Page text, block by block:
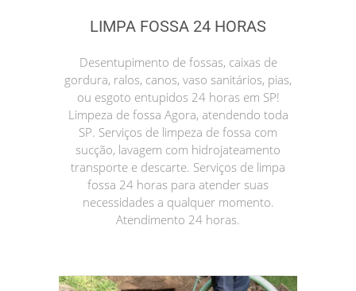
LIMPA FOSSA 24 HORAS
Desentupimento de fossas, caixas de
gordura, ralos, canos, vaso sanitários, pias,
ou esgoto entupidos 24 horas em SP!
Limpeza de fossa Agora, atendendo toda
SP. Serviços de limpeza de fossa com
sucção, lavagem com hidrojateamento
transporte e descarte. Serviços de limpa
fossa 24 horas para atender suas
necessidades a qualquer momento.
Atendimento 24 horas.